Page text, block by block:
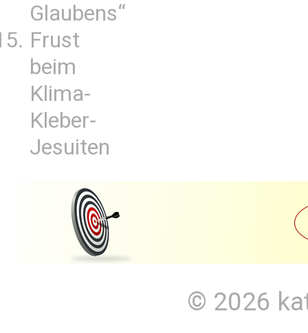
Glaubens“
Frust
beim
Klima-
Kleber-
Jesuiten
© 2026